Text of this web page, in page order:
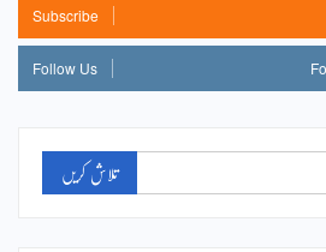
Subscribe
Follow Us